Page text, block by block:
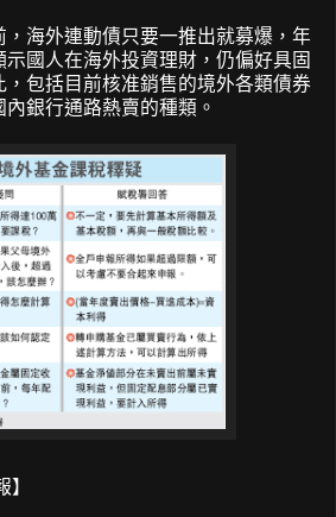
海外連動債只要一推出就募爆，年
國人在海外投資理財，仍偏好具固
，包括目前核准銷售的境外各類債券
銀行通路熱賣的種類。
】